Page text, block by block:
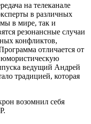
на телеканале
в различных
в мире, так и
резонансные случаи
конфликтов,
отличается от
юмористическую
ведущий Андрей
традицией, которая
возомнил себя